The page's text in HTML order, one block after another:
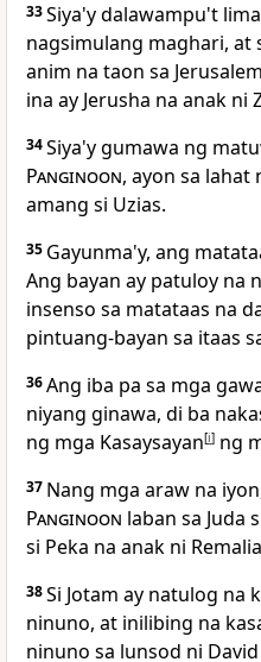
33Siya'y dalawampu't
nagsimulang maghari, at
anim na taon sa
ina ay Jerusha na anak ni
34Siya'y gumawa ng
Panginoon, ayon sa lahat
amang si Uzias.
35 Gayunma'y, ang
Ang bayan ay patuloy na
insenso sa matataas na
pintuang-bayan sa itaas
36Ang iba pa sa mga
niyang ginawa, di ba
ng mga Kasaysayan[i] ng
37 Nang mga araw na
Panginoon laban sa Juda
si Peka na anak ni
38Si Jotam ay natulog na
ninuno, at inilibing na
ninuno sa lunsod ni